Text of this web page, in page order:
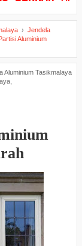
› Jendela
Aluminium
Aluminium Tasikmalaya